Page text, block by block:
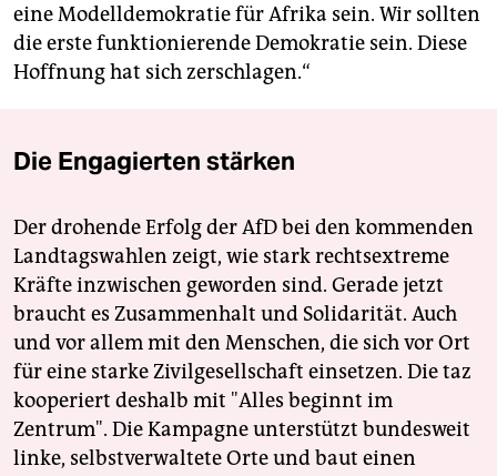
eine Modelldemokratie für Afrika sein. Wir sollten
die erste funktionierende Demokratie sein. Diese
Hoffnung hat sich zerschlagen.“
Die Engagierten stärken
Der drohende Erfolg der AfD bei den kommenden
Landtagswahlen zeigt, wie stark rechtsextreme
Kräfte inzwischen geworden sind. Gerade jetzt
braucht es Zusammenhalt und Solidarität. Auch
und vor allem mit den Menschen, die sich vor Ort
für eine starke Zivilgesellschaft einsetzen. Die taz
kooperiert deshalb mit "Alles beginnt im
Zentrum". Die Kampagne unterstützt bundesweit
linke, selbstverwaltete Orte und baut einen